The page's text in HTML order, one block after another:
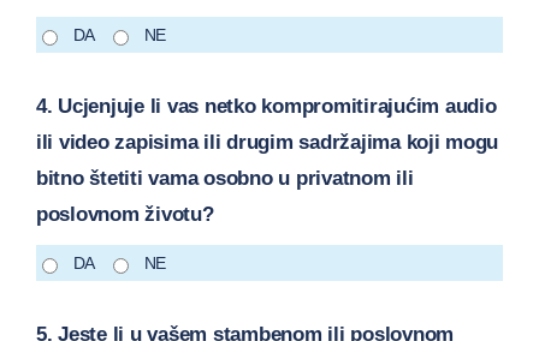
DA NE
4. Ucjenjuje li vas netko kompromitirajućim audio
ili video zapisima ili drugim sadržajima koji mogu
bitno štetiti vama osobno u privatnom ili
poslovnom životu?
DA NE
5. Jeste li u vašem stambenom ili poslovnom